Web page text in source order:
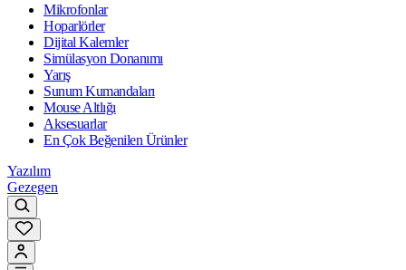
Mikrofonlar
Hoparlörler
Dijital Kalemler
Simülasyon Donanımı
Yarış
Sunum Kumandaları
Mouse Altlığı
Aksesuarlar
En Çok Beğenilen Ürünler
Yazılım
Gezegen